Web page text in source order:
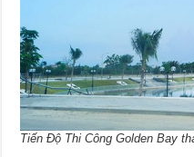
Tiến Độ Thi Công Golden Bay